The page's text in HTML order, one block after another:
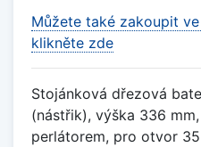
Můžete také zakoupit
klikněte zde
Stojánková dřezová
(nástřik), výška 336
perlátorem, pro otvor